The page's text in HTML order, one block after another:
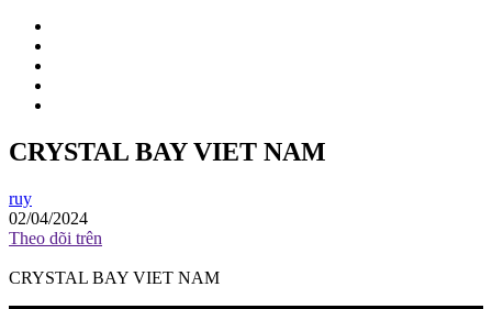
CRYSTAL BAY VIET NAM
ruy
02/04/2024
Theo dõi trên
CRYSTAL BAY VIET NAM